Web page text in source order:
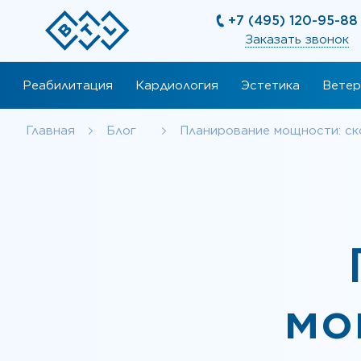
+7 (495) 120-95-88
Заказать звонок
Реабилитация Кардиология Эстетика
Главная Блог Планирование мощности: